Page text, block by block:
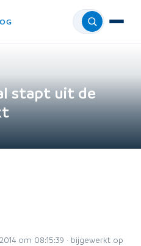
Menu
stapt uit de
om 08:15:39 · bijgewerkt op